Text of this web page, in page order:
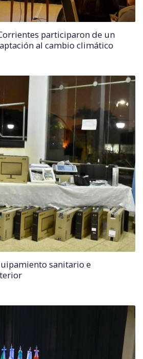
participaron de un
al cambio climático
sanitario e